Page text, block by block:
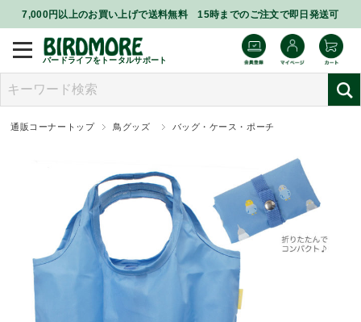
7,000円以上のお買い上げで送料無料 15時までのご注文で即日発送可
バードライフをトータルサポート
通販コーナートップ 鳥グッズ バッグ・ケース・ポーチ